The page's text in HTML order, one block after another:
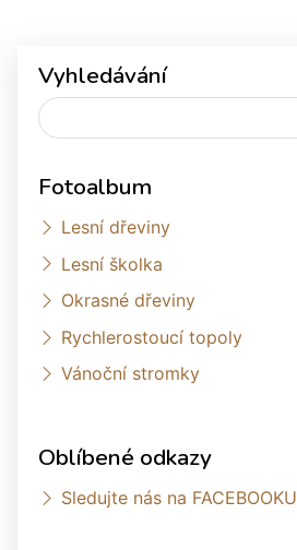
Vyhledávání
Fotoalbum
Lesní dřeviny
Lesní školka
Okrasné dřeviny
Rychlerostoucí topoly
Vánoční stromky
Oblíbené odkazy
Sledujte nás na FACEBOOKU